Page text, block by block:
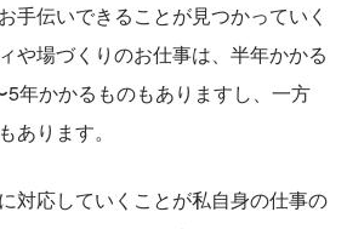
手伝いできることが見つかっていく
や場づくりのお仕事は、半年かかる
5年かかるものもありますし、一方
あります。
対応していくことが私自身の仕事の